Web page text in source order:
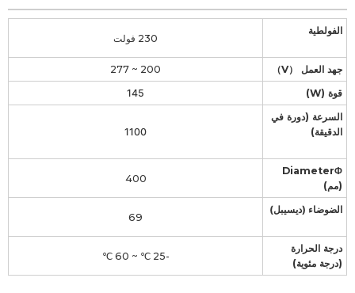
الفولطية
230 فولت
جهد العمل （V）
200 ~ 277
قوة (W)
145
السرعة (دورة في
الدقيقة)
1100
DiameterΦ
(مم)
400
الضوضاء (ديسيبل)
69
درجة الحرارة
(درجة مئوية)
-25 ℃ ~ 60 ℃